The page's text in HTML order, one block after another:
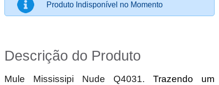
Produto Indisponível no Momento
Descrição do Produto
Mule Mississipi Nude Q4031.Trazendo um